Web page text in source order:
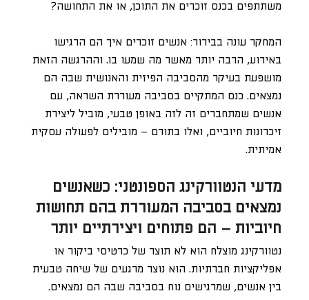
משתתפים בכנס זוכרים את התוכן, או את התחושה?
המחקר עונה בבירור: אנשים זוכרים איך הם הרגישו
באירוע, הרבה יותר מאשר מה שמעו בו. וההרגשה הזאת
מושפעת בעיקר מהסביבה הפיזית והאנושית שבה הם
נמצאים. כנס המתקיים בסביבה מעוררת השראה, עם
אנשים שמתחברים זה לזה באופן טבעי, מוביל ליצירת
זיכרונות חיוביים, ואלו בתורם – מובילים לפעולה עסקית
אמיתית.
מדעי הנטוורקינג הספונטני: כשאנשים
נמצאים בסביבה המעוררת בהם תחושות
חיוביות – הם פתוחים ויצירתיים יותר
נטוורקינג מוצלח הוא לא תוצר של כרטיסי ביקור או
אפליקציות חברתיות. הוא נוצר מרגעים של שיחה טבעית
בין אנשים, שמרגישים נוח בסביבה שבה הם נמצאים.